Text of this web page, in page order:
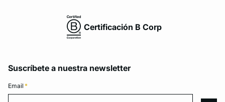
Certificación B Corp
Suscríbete a nuestra newsletter
Email *